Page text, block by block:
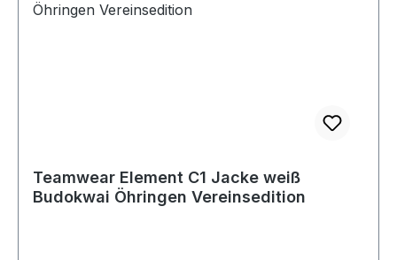
Teamwear Element C1 Jacke weiß
Budokwai Öhringen Vereinsedition